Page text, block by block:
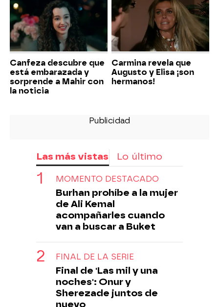
Canfeza descubre que
está embarazada y
sorprende a Mahir con
la noticia
Carmina revela que
Augusto y Elisa ¡son
hermanos!
Las más vistas Lo último
MOMENTO DESTACADO
Burhan prohíbe a la mujer
de Ali Kemal
acompañarles cuando
van a buscar a Buket
FINAL DE LA SERIE
Final de 'Las mil y una
noches': Onur y
Sherezade juntos de
nuevo